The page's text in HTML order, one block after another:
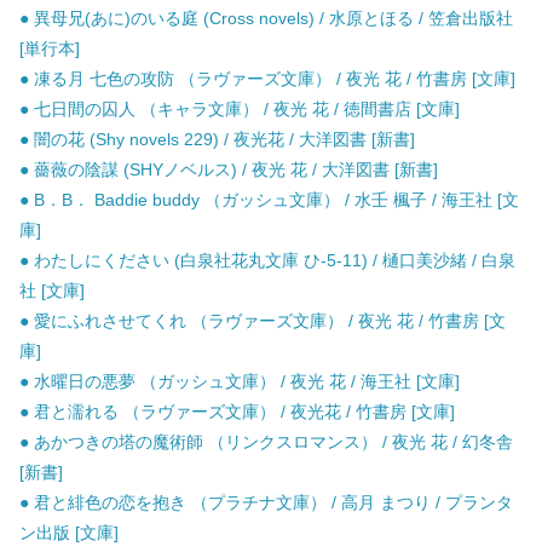
● 異母兄(あに)のいる庭 (Cross novels) / 水原とほる / 笠倉出版社
[単行本]
● 凍る月 七色の攻防 （ラヴァーズ文庫） / 夜光 花 / 竹書房 [文庫]
● 七日間の囚人 （キャラ文庫） / 夜光 花 / 徳間書店 [文庫]
● 闇の花 (Shy novels 229) / 夜光花 / 大洋図書 [新書]
● 薔薇の陰謀 (SHYノベルス) / 夜光 花 / 大洋図書 [新書]
● B．B． Baddie buddy （ガッシュ文庫） / 水壬 楓子 / 海王社 [文
庫]
● わたしにください (白泉社花丸文庫 ひ-5-11) / 樋口美沙緒 / 白泉
社 [文庫]
● 愛にふれさせてくれ （ラヴァーズ文庫） / 夜光 花 / 竹書房 [文
庫]
● 水曜日の悪夢 （ガッシュ文庫） / 夜光 花 / 海王社 [文庫]
● 君と濡れる （ラヴァーズ文庫） / 夜光花 / 竹書房 [文庫]
● あかつきの塔の魔術師 （リンクスロマンス） / 夜光 花 / 幻冬舎
[新書]
● 君と緋色の恋を抱き （プラチナ文庫） / 高月 まつり / プランタ
ン出版 [文庫]